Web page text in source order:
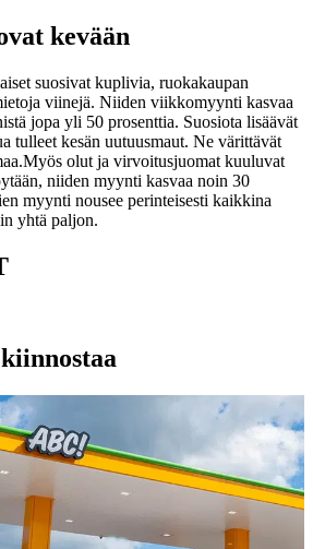
kevään
suosivat kuplivia, ruokakaupan
viinejä. Niiden viikkomyynti kasvaa
jopa yli 50 prosenttia. Suosiota lisäävät
tulleet kesän uutuusmaut. Ne värittävät
Myös olut ja virvoitusjuomat kuuluvat
niiden myynti kasvaa noin 30
myynti nousee perinteisesti kaikkina
yhtä paljon.